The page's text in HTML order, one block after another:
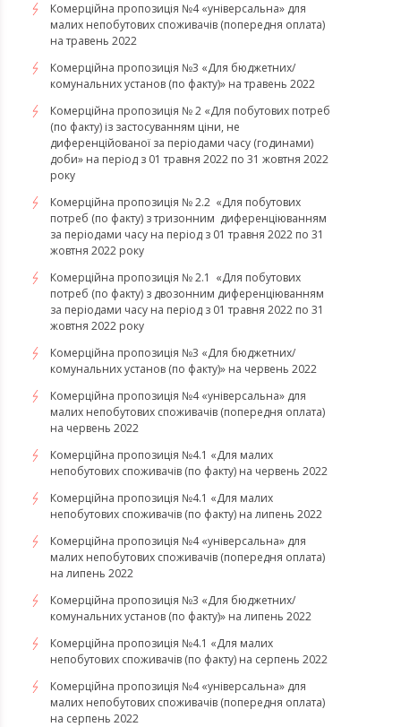
Комерційна пропозиція №4 «універсальна» для
малих непобутових споживачів (попередня оплата)
на травень 2022
Комерційна пропозиція №3 «Для бюджетних/
комунальних установ (по факту)» на травень 2022
Комерційна пропозиція № 2 «Для побутових потреб
(по факту) із застосуванням ціни, не
диференційованої за періодами часу (годинами)
доби» на період з 01 травня 2022 по 31 жовтня 2022
року
Комерційна пропозиція № 2.2 «Для побутових
потреб (по факту) з тризонним диференціюванням
за періодами часу на період з 01 травня 2022 по 31
жовтня 2022 року
Комерційна пропозиція № 2.1 «Для побутових
потреб (по факту) з двозонним диференціюванням
за періодами часу на період з 01 травня 2022 по 31
жовтня 2022 року
Комерційна пропозиція №3 «Для бюджетних/
комунальних установ (по факту)» на червень 2022
Комерційна пропозиція №4 «універсальна» для
малих непобутових споживачів (попередня оплата)
на червень 2022
Комерційна пропозиція №4.1 «Для малих
непобутових споживачів (по факту) на червень 2022
Комерційна пропозиція №4.1 «Для малих
непобутових споживачів (по факту) на липень 2022
Комерційна пропозиція №4 «універсальна» для
малих непобутових споживачів (попередня оплата)
на липень 2022
Комерційна пропозиція №3 «Для бюджетних/
комунальних установ (по факту)» на липень 2022
Комерційна пропозиція №4.1 «Для малих
непобутових споживачів (по факту) на серпень 2022
Комерційна пропозиція №4 «універсальна» для
малих непобутових споживачів (попередня оплата)
на серпень 2022